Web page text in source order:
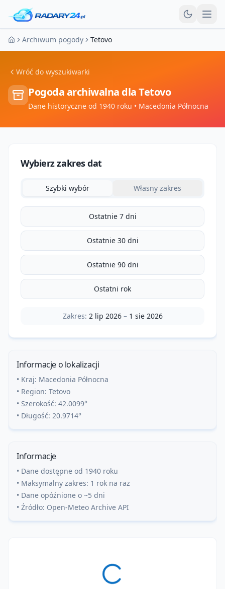
Strona główna
Archiwum pogody Tetovo
Wróć do wyszukiwarki
Pogoda archiwalna dlaTetovo
Dane historyczne od 1940 roku • Macedonia Północna
Wybierz zakres dat
Szybki wybór Własny zakres
Ostatnie 7 dni
Ostatnie 30 dni
Ostatnie 90 dni
Ostatni rok
Zakres: 2 lip 2026– 1 sie 2026
Informacje o lokalizacji
• Kraj: Macedonia Północna
• Region: Tetovo
• Szerokość: 42.0099°
• Długość: 20.9714°
Informacje
• Dane dostępne od 1940 roku
• Maksymalny zakres: 1 rok na raz
• Dane opóźnione o ~5 dni
• Źródło: Open-Meteo Archive API